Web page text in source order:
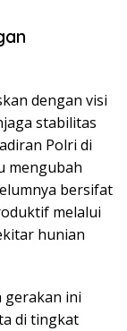
dengan visi
stabilitas
Polri di
mengubah
bersifat
melalui
hunian
gerakan ini
di tingkat